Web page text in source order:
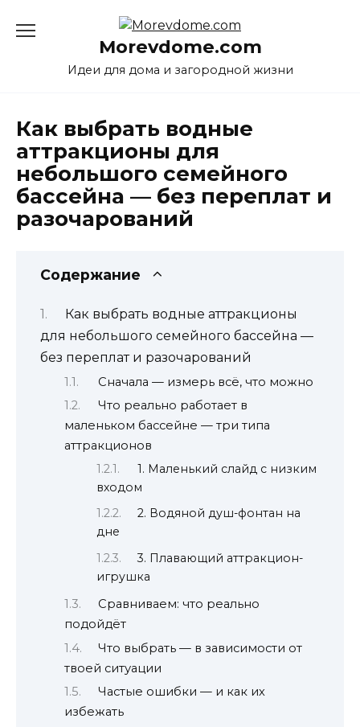
Morevdome.com
Идеи для дома и загородной жизни
Как выбрать водные
аттракционы для
небольшого семейного
бассейна — без переплат и
разочарований
Содержание
Как выбрать водные аттракционы
для небольшого семейного бассейна —
без переплат и разочарований
Сначала — измерь всё, что можно
Что реально работает в
маленьком бассейне — три типа
аттракционов
1. Маленький слайд с низким
входом
2. Водяной душ-фонтан на
дне
3. Плавающий аттракцион-
игрушка
Сравниваем: что реально
подойдёт
Что выбрать — в зависимости от
твоей ситуации
Частые ошибки — и как их
избежать